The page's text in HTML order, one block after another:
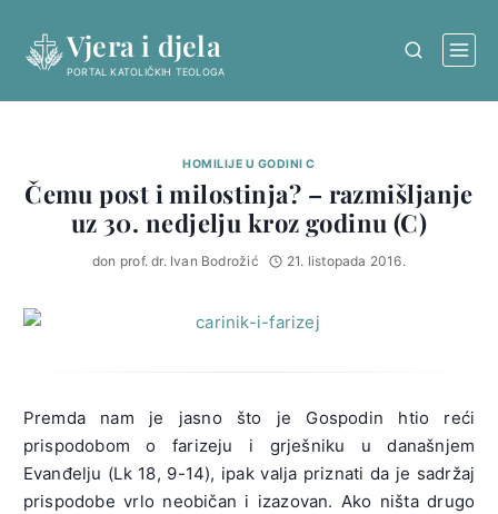
content
Vjera i djela
PORTAL KATOLIČKIH TEOLOGA
HOMILIJE U GODINI C
Čemu post i milostinja? – razmišljanje
uz 30. nedjelju kroz godinu (C)
don prof. dr. Ivan Bodrožić 21. listopada 2016.
Premda nam je jasno što je Gospodin htio reći
prispodobom o farizeju i grješniku u današnjem
Evanđelju (Lk 18, 9-14), ipak valja priznati da je sadržaj
prispodobe vrlo neobičan i izazovan. Ako ništa drugo